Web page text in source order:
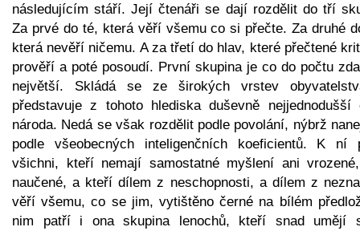
následujícím stáří. Její čtenáři se dají rozdělit do tří
Za prvé do té, která věří všemu co si přečte. Za druhé
která nevěří ničemu. A za třetí do hlav, které přečtené
prověří a poté posoudí. První skupina je co do počtu
největší. Skládá se ze širokých vrstev
představuje z tohoto hlediska duševně nejjednodušší
národa. Nedá se však rozdělit podle povolání, nýbrž
podle všeobecných inteligenčních koeficientů. K ní
všichni, kteří nemají samostatné myšlení ani
naučené, a kteří dílem z neschopnosti, a dílem z
věří všemu, co se jim, vytištěno černé na bílém
nim patří i ona skupina lenochů, kteří snad umějí